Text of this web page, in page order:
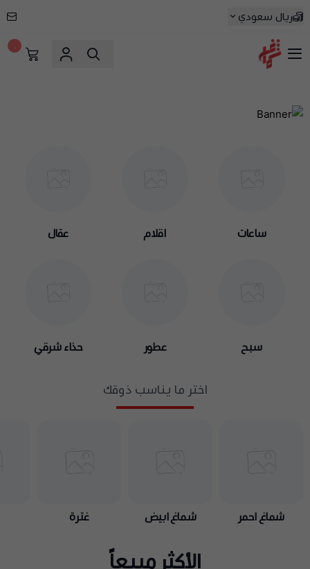
ريال سعودي
شماغ شوب | أفضل متجر شماغ
ساعات اقلام عقال
سبح عطور حذاء شرقي
اختر ما يناسب ذوقك
شماغ احمر شماغ ابيض غترة
الأكثر مبيعاً